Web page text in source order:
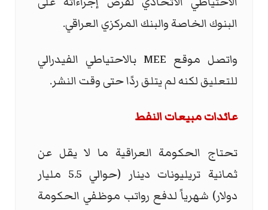
البنوك الخاصة والبنك المركزي العراقي.
واتصل موقع MEE بالاحتياطي الفيدرالي
للتعليق لكنه لم يتلق ردًا حتى وقت النشر.
عائدات مبيعات النفط
تحتاج الحكومة العراقية ما لا يقل عن
ثمانية تريليونات دينار (حوالي 5.5 مليار
دولار) شهرياً لدفع رواتب موظفي الحكومة